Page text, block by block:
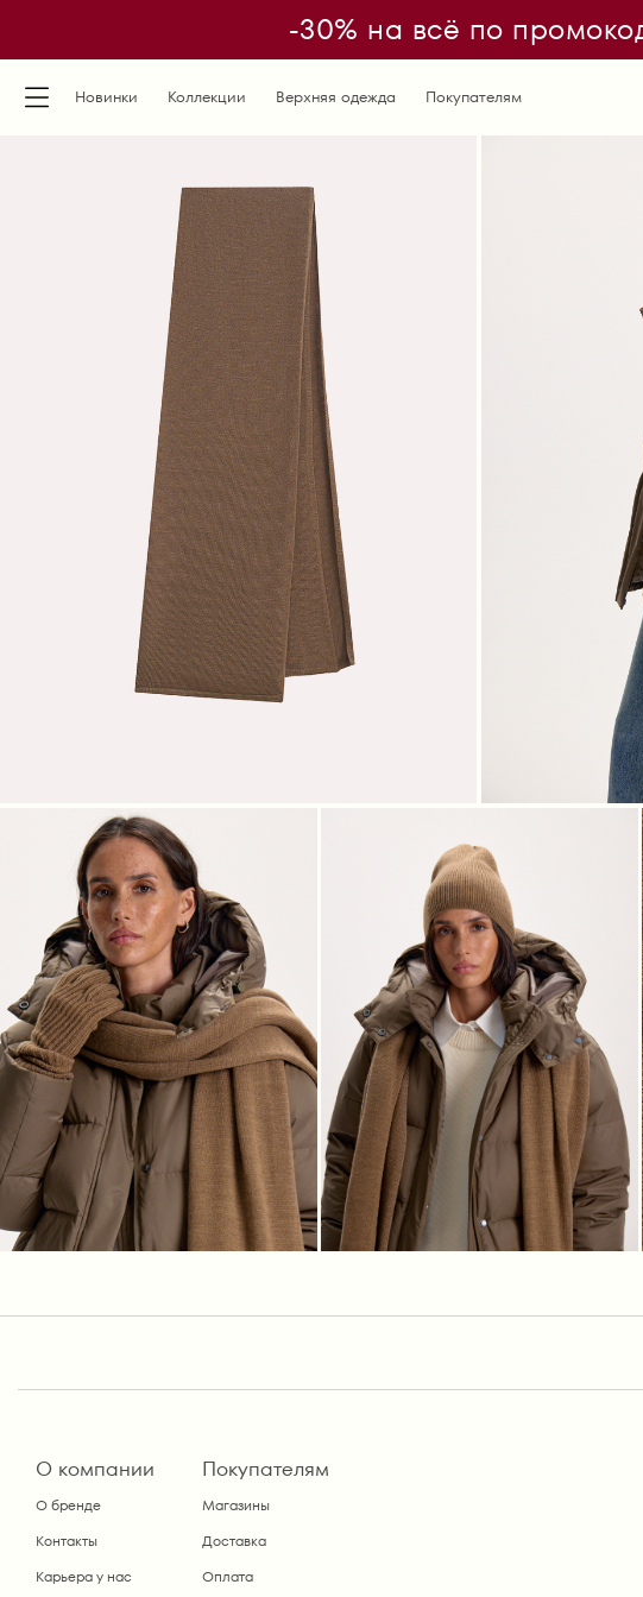
-30% на всё по
Новинки Коллекции Верхняя одежда Покупателям
О компании
О бренде
Контакты
Карьера у нас
Покупателям
Магазины
Доставка
Оплата